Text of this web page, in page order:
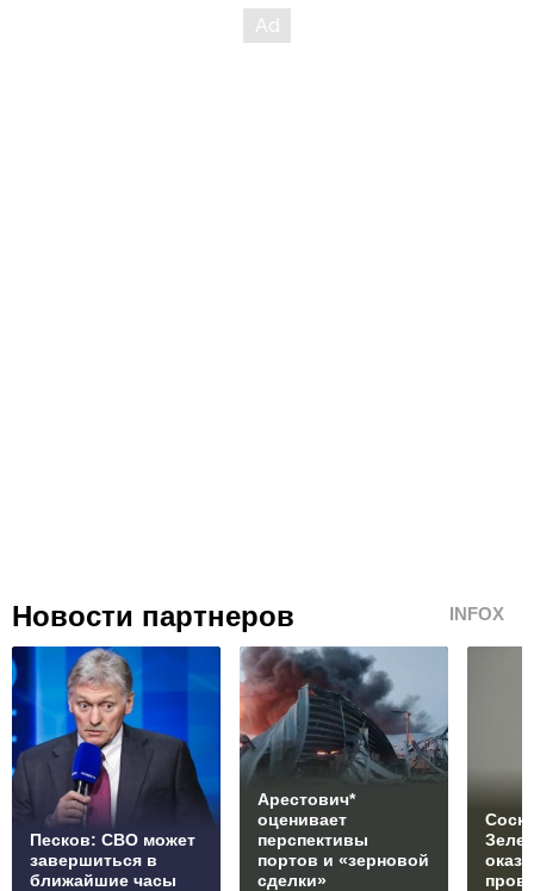
Новости партнеров INFOX
Песков: СВО может
завершиться в
ближайшие часы
Арестович*
оценивает
перспективы
портов и «зерновой
сделки»